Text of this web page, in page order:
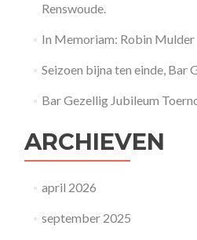
Renswoude.
In Memoriam: Robin Mulder
Seizoen bijna ten einde, Bar
Bar Gezellig Jubileum
ARCHIEVEN
april 2026
september 2025